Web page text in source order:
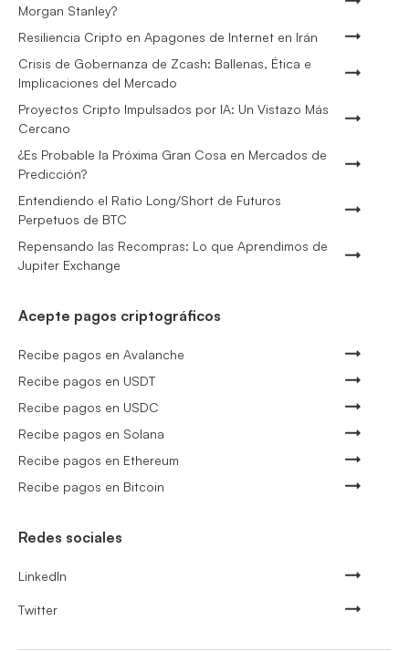
Morgan Stanley?
Resiliencia Cripto en Apagones de Internet en Irán
Crisis de Gobernanza de Zcash: Ballenas, Ética e
Implicaciones del Mercado
Proyectos Cripto Impulsados por IA: Un Vistazo Más
Cercano
¿Es Probable la Próxima Gran Cosa en Mercados de
Predicción?
Entendiendo el Ratio Long/Short de Futuros
Perpetuos de BTC
Repensando las Recompras: Lo que Aprendimos de
Jupiter Exchange
Acepte pagos criptográficos
Recibe pagos en Avalanche
Recibe pagos en USDT
Recibe pagos en USDC
Recibe pagos en Solana
Recibe pagos en Ethereum
Recibe pagos en Bitcoin
Redes sociales
LinkedIn
Twitter